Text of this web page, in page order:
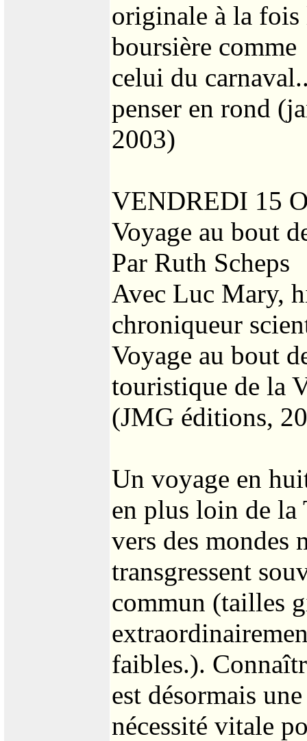
originale à la fois
boursière comme
celui du
penser en rond
2003)
VENDREDI 15
Voyage au bout
Par Ruth Scheps
Avec Luc Mary,
chroniqueur
Voyage au bout
touristique de la
(JMG éditions,
Un voyage en
en plus loin de la
vers des mondes
transgressent
commun (tailles
faibles.).
est désormais une
nécessité vitale